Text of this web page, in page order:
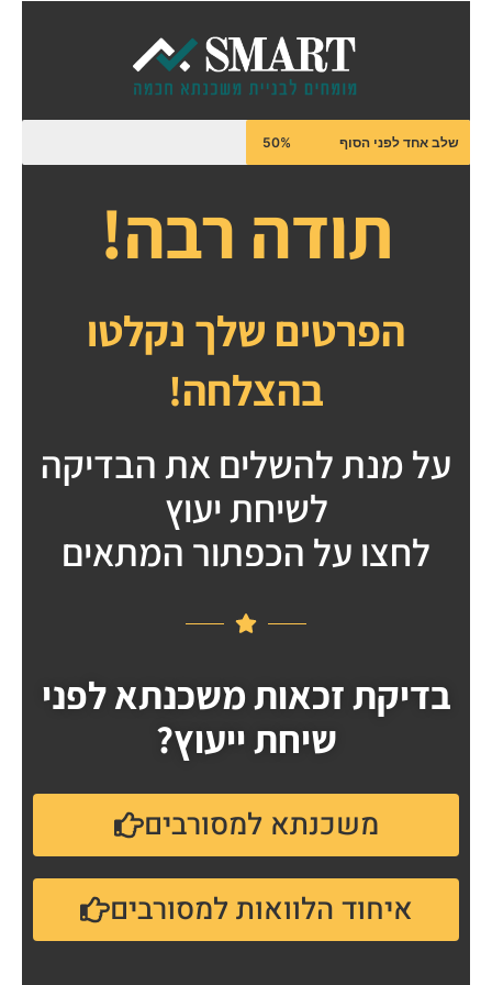
שלב אחד לפני הסוף 50%
תודה רבה!
הפרטים שלך נקלטו
בהצלחה!
על מנת להשלים את הבדיקה
לשיחת יעוץ
לחצו על הכפתור המתאים
בדיקת זכאות משכנתא לפני
שיחת ייעוץ?
משכנתא למסורבים
איחוד הלוואות למסורבים